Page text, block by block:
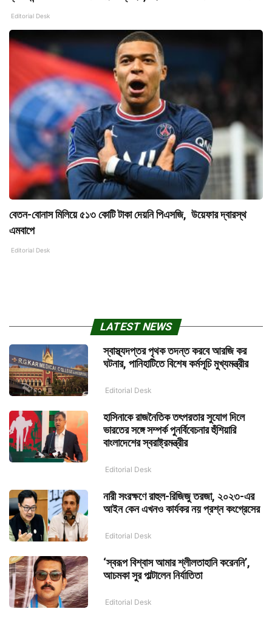
Editorial Desk
বেতন-বোনাস মিলিয়ে ৫১৩ কোটি টাকা দেয়নি পিএসজি, উয়েফার দ্বারস্থ
এমবাপে
Editorial Desk
LATEST NEWS
স্বাস্থ্যদপ্তর পৃথক তদন্ত করবে আরজি কর
ঘটনার, পানিহাটিতে বিশেষ কর্মসূচি মুখ্যমন্ত্রীর
Editorial Desk
হাসিনাকে রাজনৈতিক তৎপরতার সুযোগ দিলে
ভারতের সঙ্গে সম্পর্ক পুনর্বিবেচনার হুঁশিয়ারি
বাংলাদেশের স্বরাষ্ট্রমন্ত্রীর
Editorial Desk
নারী সংরক্ষণে রাহুল-রিজিজু তরজা, ২০২৩-এর
আইন কেন এখনও কার্যকর নয় প্রশ্ন কংগ্রেসের
Editorial Desk
‘স্বরূপ বিশ্বাস আমার শ্লীলতাহানি করেননি’,
আচমকা সুর পাল্টালেন নির্যাতিতা
Editorial Desk